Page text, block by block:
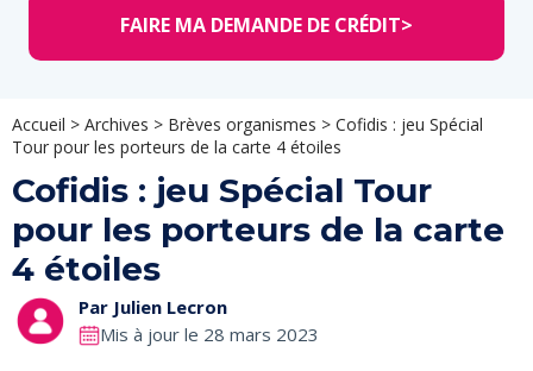
FAIRE MA DEMANDE DE CRÉDIT>
Accueil > Archives > Brèves organismes > Cofidis : jeu Spécial
Tour pour les porteurs de la carte 4 étoiles
Cofidis : jeu Spécial Tour
pour les porteurs de la carte
4 étoiles
Par Julien Lecron
Mis à jour le 28 mars 2023